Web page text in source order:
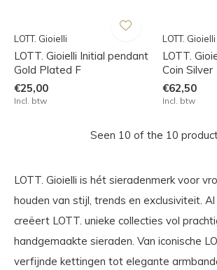
LOTT. Gioielli
LOTT. Gioielli Initial pendant
Gold Plated F
€25,00
Incl. btw
LOTT. Gioielli
LOTT.
Coin Silver
€62,50
Incl. btw
Seen 10 of the 10
LOTT. Gioielli is hét sieradenmerk voor
houden van stijl, trends en exclusiviteit.
creëert LOTT. unieke collecties vol
handgemaakte sieraden. Van iconische
verfijnde kettingen tot elegante